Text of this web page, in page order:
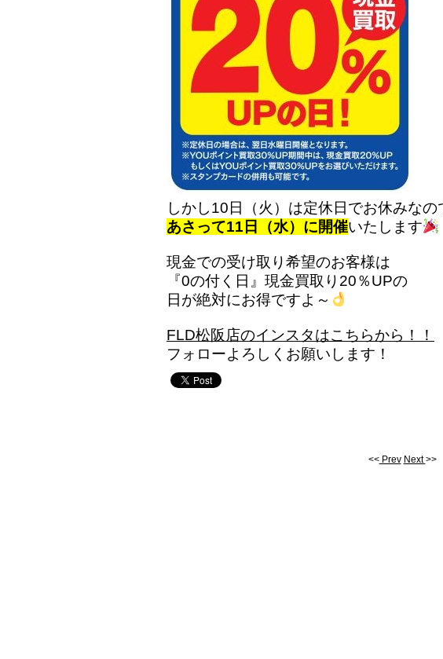
しかし10日（火）は定休日でお休みなの
あさって11日（水）に開催いたします
現金での受け取り希望のお客様は
『0の付く日』現金買取り20％UPの
日が絶対にお得ですよ～
FLD松阪店のインスタはこちらから！！
フォローよろしくお願いします！
<<Prev Next>>